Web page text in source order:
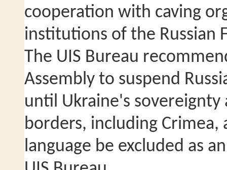
cooperation with caving
institutions of the Russian
The UIS Bureau
Assembly to suspend
until Ukraine's
borders, including
language be excluded as